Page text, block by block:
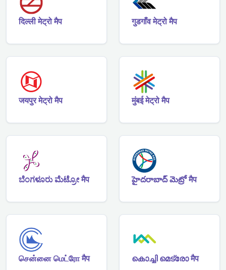
दिल्ली मेट्रो मैप गुडगाँव मेट्रो मैप
जयपुर मेट्रो मैप मुंबई मेट्रो मैप
ಬೆಂಗಳೂರು ಮೆಟ್ರೋ मैप హైదరాబాద్ మెట్రో मैप
சென்னை மெட்ரோ मैप കൊച്ചി മെട്രോ मैप